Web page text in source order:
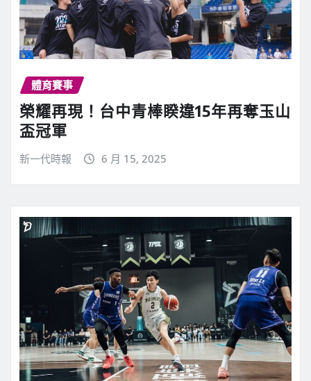
體育賽事
榮耀再現！台中青棒睽違15年再奪玉山
盃冠軍
新一代時報 6 月 15, 2025